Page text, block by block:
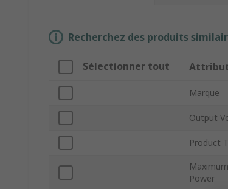
Recherchez des produits
Sélectionner tout
Marque
Output
Product
Power